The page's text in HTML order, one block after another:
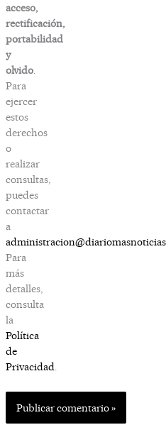
acceso,
rectificación,
portabilidad
y
olvido.
Para
ejercer
estos
derechos
o
realizar
consultas,
puedes
contactar
a
Para
más
detalles,
consulta
la
Política
de
Privacidad